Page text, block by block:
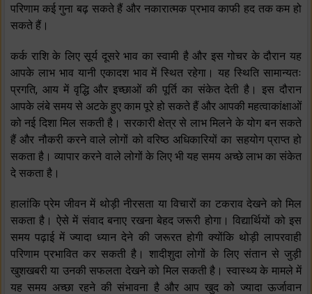
परिणाम कई गुना बढ़ सकते हैं और नकारात्मक प्रभाव काफी हद तक कम हो
सकते हैं।
कर्क राशि के लिए सूर्य दूसरे भाव का स्वामी है और इस गोचर के दौरान यह
आपके लाभ भाव यानी एकादश भाव में स्थित रहेगा। यह स्थिति सामान्यतः
प्रगति, आय में वृद्धि और इच्छाओं की पूर्ति का संकेत देती है। इस दौरान
आपके लंबे समय से अटके हुए काम पूरे हो सकते हैं और आपकी महत्वाकांक्षाओं
को नई दिशा मिल सकती है। सरकारी क्षेत्र से लाभ मिलने के योग बन सकते
हैं और नौकरी करने वाले लोगों को वरिष्ठ अधिकारियों का सहयोग प्राप्त हो
सकता है। व्यापार करने वाले लोगों के लिए भी यह समय अच्छे लाभ का संकेत
दे सकता है।
हालांकि प्रेम जीवन में थोड़ी नीरसता या विचारों का टकराव देखने को मिल
सकता है। ऐसे में संवाद बनाए रखना बेहद जरूरी होगा। विद्यार्थियों को इस
समय पढ़ाई में ज्यादा ध्यान देने की जरूरत होगी क्योंकि थोड़ी लापरवाही
परिणाम प्रभावित कर सकती है। शादीशुदा लोगों के लिए संतान से जुड़ी
खुशखबरी या उनकी सफलता देखने को मिल सकती है। स्वास्थ्य के मामले में
यह समय अच्छा रहने की संभावना है और आप खुद को ज्यादा ऊर्जावान